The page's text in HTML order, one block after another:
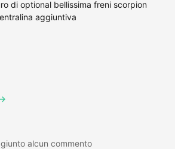
di optional bellissima freni scorpion
aggiuntiva
alcun commento